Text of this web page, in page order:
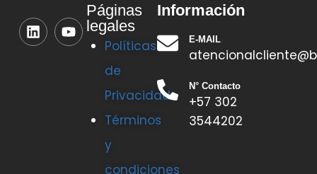
Páginas
legales
Políticas
de
Privacidad
Términos
y
condiciones
Información
E-MAIL
N° Contacto
+57 302
3544202